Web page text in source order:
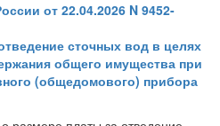
от 22.04.2026 N 9452-
сточных вод в целях
общего имущества при
(общедомового) прибора